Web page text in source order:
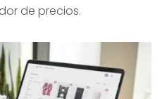
de precios.